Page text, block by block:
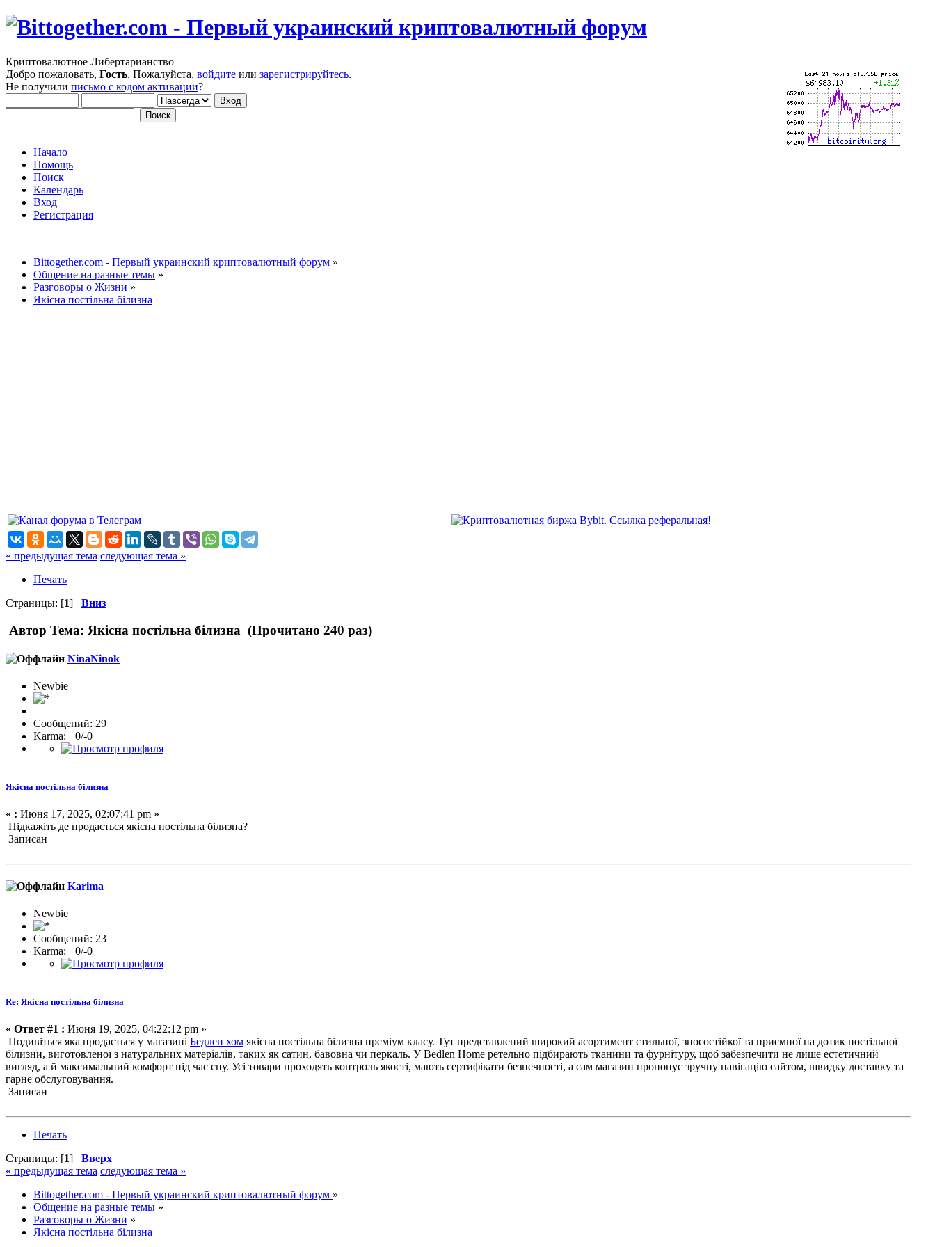
Криптовалютное Либертарианство
Добро пожаловать, Гость. Пожалуйста, войдите или зарегистрируйтесь.
Не получили письмо с кодом активации?
Начало
Помощь
Поиск
Календарь
Вход
Регистрация
Bittogether.com - Первый украинский криптовалютный форум »
Общение на разные темы »
Разговоры о Жизни »
Якісна постільна білизна
« предыдущая тема следующая тема »
Печать
Страницы: [1] Вниз
Автор Тема: Якісна постільна білизна (Прочитано 240 раз)
NinaNinok
Newbie
Сообщений: 29
Karma: +0/-0
Якісна постільна білизна
« : Июня 17, 2025, 02:07:41 pm »
Підкажіть де продається якісна постільна білизна?
Записан
Karima
Newbie
Сообщений: 23
Karma: +0/-0
Re: Якісна постільна білизна
« Ответ #1 : Июня 19, 2025, 04:22:12 pm »
Подивіться яка продається у магазині Бедлен хом якісна постільна білизна преміум класу. Тут представлений широкий асортимент стильної, зносостійкої та приємної на дотик постільної
білизни, виготовленої з натуральних матеріалів, таких як сатин, бавовна чи перкаль. У Bedlen Home ретельно підбирають тканини та фурнітуру, щоб забезпечити не лише естетичний
вигляд, а й максимальний комфорт під час сну. Усі товари проходять контроль якості, мають сертифікати безпечності, а сам магазин пропонує зручну навігацію сайтом, швидку доставку та
гарне обслуговування.
Записан
Печать
Страницы: [1] Вверх
« предыдущая тема следующая тема »
Bittogether.com - Первый украинский криптовалютный форум »
Общение на разные темы »
Разговоры о Жизни »
Якісна постільна білизна